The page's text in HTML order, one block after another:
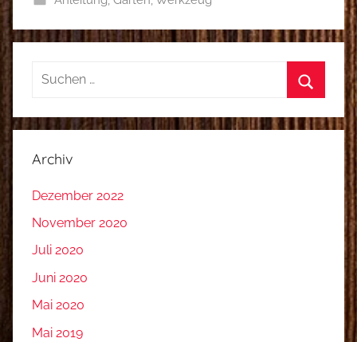
Suchen
Suchen
Archiv
Dezember 2022
November 2020
Juli 2020
Juni 2020
Mai 2020
Mai 2019